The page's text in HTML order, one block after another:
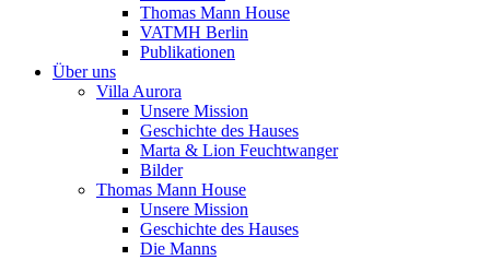
Thomas Mann House
VATMH Berlin
Publikationen
Über uns
Villa Aurora
Unsere Mission
Geschichte des Hauses
Marta & Lion Feuchtwanger
Bilder
Thomas Mann House
Unsere Mission
Geschichte des Hauses
Die Manns